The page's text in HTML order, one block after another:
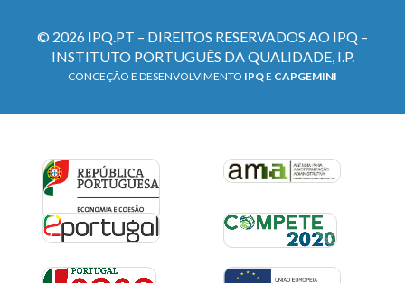
© 2026 IPQ.PT – DIREITOS RESERVADOS AO IPQ –
INSTITUTO PORTUGUÊS DA QUALIDADE, I.P.
CONCEÇÃO E DESENVOLVIMENTO IPQE CAPGEMINI